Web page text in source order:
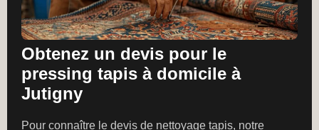
Obtenez un devis pour le
pressing tapis à domicile à
Jutigny
Pour connaître le devis de nettoyage tapis, notre